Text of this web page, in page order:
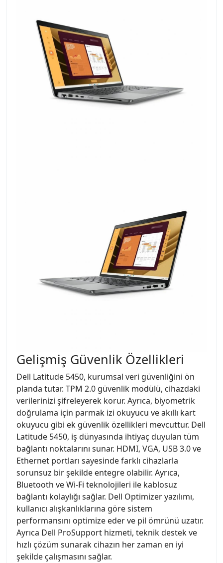
Gelişmiş Güvenlik Özellikleri
Dell Latitude 5450, kurumsal veri güvenliğini ön
planda tutar. TPM 2.0 güvenlik modülü, cihazdaki
verilerinizi şifreleyerek korur. Ayrıca, biyometrik
doğrulama için parmak izi okuyucu ve akıllı kart
okuyucu gibi ek güvenlik özellikleri mevcuttur. Dell
Latitude 5450, iş dünyasında ihtiyaç duyulan tüm
bağlantı noktalarını sunar. HDMI, VGA, USB 3.0 ve
Ethernet portları sayesinde farklı cihazlarla
sorunsuz bir şekilde entegre olabilir. Ayrıca,
Bluetooth ve Wi-Fi teknolojileri ile kablosuz
bağlantı kolaylığı sağlar. Dell Optimizer yazılımı,
kullanıcı alışkanlıklarına göre sistem
performansını optimize eder ve pil ömrünü uzatır.
Ayrıca Dell ProSupport hizmeti, teknik destek ve
hızlı çözüm sunarak cihazın her zaman en iyi
şekilde çalışmasını sağlar.